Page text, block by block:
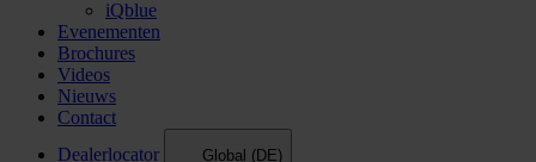
iQblue
Evenementen
Brochures
Videos
Nieuws
Contact
Dealerlocator
Global (DE)